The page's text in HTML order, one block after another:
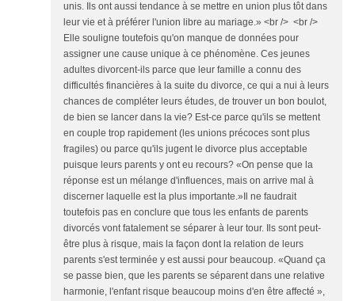
unis. Ils ont aussi tendance à se mettre en union plus tôt dans
leur vie et à préférer l'union libre au mariage.» <br /> <br />
Elle souligne toutefois qu'on manque de données pour
assigner une cause unique à ce phénomène. Ces jeunes
adultes divorcent-ils parce que leur famille a connu des
difficultés financières à la suite du divorce, ce qui a nui à leurs
chances de compléter leurs études, de trouver un bon boulot,
de bien se lancer dans la vie? Est-ce parce qu'ils se mettent
en couple trop rapidement (les unions précoces sont plus
fragiles) ou parce qu'ils jugent le divorce plus acceptable
puisque leurs parents y ont eu recours? «On pense que la
réponse est un mélange d'influences, mais on arrive mal à
discerner laquelle est la plus importante.»Il ne faudrait
toutefois pas en conclure que tous les enfants de parents
divorcés vont fatalement se séparer à leur tour. Ils sont peut-
être plus à risque, mais la façon dont la relation de leurs
parents s'est terminée y est aussi pour beaucoup. «Quand ça
se passe bien, que les parents se séparent dans une relative
harmonie, l'enfant risque beaucoup moins d'en être affecté »,